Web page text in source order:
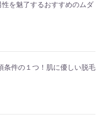
を魅了するおすすめのムダ
条件の１つ！肌に優しい脱毛